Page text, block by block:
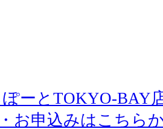
ーとTOKYO-BAY
お申込みはこちら